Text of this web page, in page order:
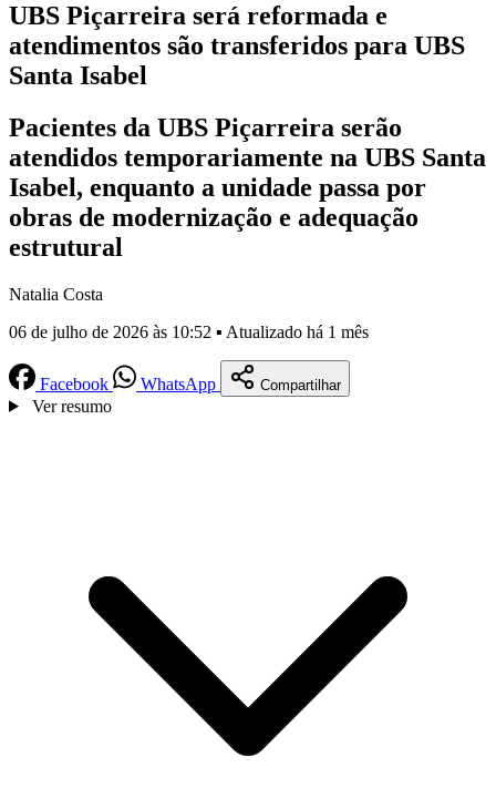
UBS Piçarreira será reformada e
atendimentos são transferidos para UBS
Santa Isabel
Pacientes da UBS Piçarreira serão
atendidos temporariamente na UBS Santa
Isabel, enquanto a unidade passa por
obras de modernização e adequação
estrutural
Natalia Costa
06 de julho de 2026 às 10:52 ▪ Atualizado há 1 mês
Facebook WhatsApp Compartilhar
Ver resumo